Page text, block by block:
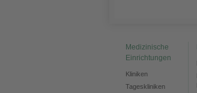
Medizinische
Einrichtungen
Kliniken
Tageskliniken